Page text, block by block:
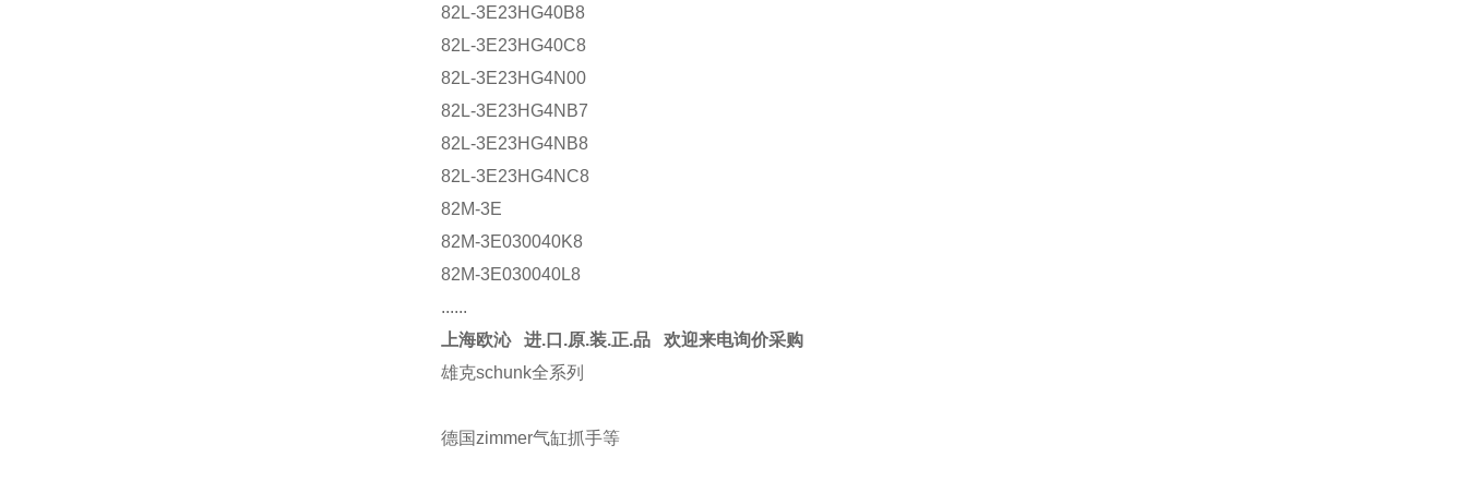
82L-3E23HG40B8
82L-3E23HG40C8
82L-3E23HG4N00
82L-3E23HG4NB7
82L-3E23HG4NB8
82L-3E23HG4NC8
82M-3E
82M-3E030040K8
82M-3E030040L8
......
上海欧沁 进.口.原.装.正.品 欢迎来电询价采购
雄克schunk全系列
德国zimmer气缸抓手等